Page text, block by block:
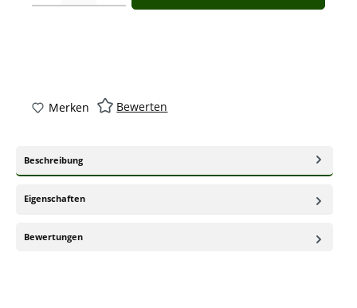
Merken Bewerten
Beschreibung
Eigenschaften
Bewertungen